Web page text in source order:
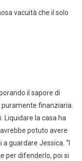
vacuità che il solo
il sapore di
puramente finanziaria.
Liquidare la casa ha
potuto avere
guardare Jessica. “I
per difenderlo, poi si